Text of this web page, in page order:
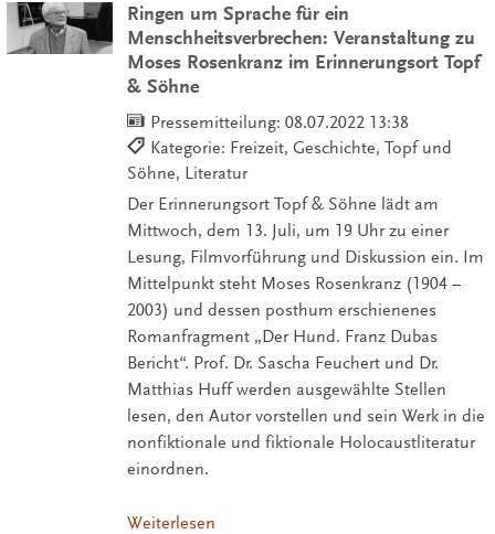
Ringen um Sprache für ein
Menschheitsverbrechen: Veranstaltung zu
Moses Rosenkranz im Erinnerungsort Topf
& Söhne
Pressemitteilung: 08.07.2022 13:38
Kategorie: Freizeit, Geschichte, Topf und
Söhne, Literatur
Der Erinnerungsort Topf & Söhne lädt am
Mittwoch, dem 13. Juli, um 19 Uhr zu einer
Lesung, Filmvorführung und Diskussion ein. Im
Mittelpunkt steht Moses Rosenkranz (1904 –
2003) und dessen posthum erschienenes
Romanfragment „Der Hund. Franz Dubas
Bericht“. Prof. Dr. Sascha Feuchert und Dr.
Matthias Huff werden ausgewählte Stellen
lesen, den Autor vorstellen und sein Werk in die
nonfiktionale und fiktionale Holocaustliteratur
einordnen.
Weiterlesen